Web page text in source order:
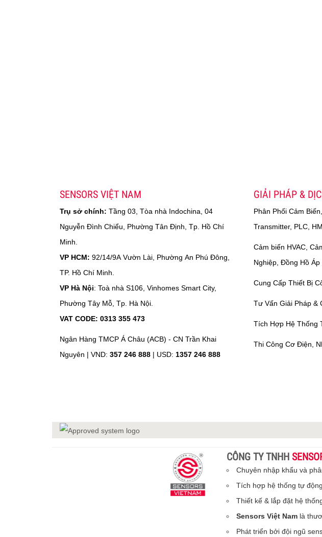
SENSORS VIỆT NAM
Trụ sở chính: Tầng 03, Tòa nhà Indochina, 04
Nguyễn Đình Chiểu, Phường Tân Định, Tp. Hồ Chí
Minh.
VP HCM: 92/14/9A Vườn Lài, Phường An Phú Đông,
TP. Hồ Chí Minh.
VP Hà Nội: Toà nhà S106, Vinhomes Smart City,
Phường Tây Mỗ, Tp. Hà Nội.
VAT CODE: 0313 355 473
Ngân Hàng TMCP Á Châu (ACB) - CN Trần Khai
Nguyên | VND: 357 246 888 | USD: 1357 246 888
GIẢI PHÁP &
Phân Phối Cảm
Transmitter, PLC,
Cảm biến HVAC,
Nghiệp, Đồng Hồ Áp
Cung Cấp Thiết Bị
Tư Vấn Giải Pháp &
Tích Hợp Hệ Thống
Thi Công Cơ Điện,
CÔNG TY TNHH
Chuyên nhập khẩu và
Tích hợp hệ thống tự
Thiết kế & lắp đặt hệ
Sensors Việt Namlà
Phát triển bởi đội ngũ